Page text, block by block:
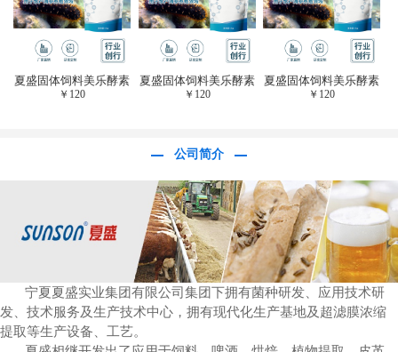
夏盛固体饲料美乐酵素
(水产海参海胆专
￥ 120
夏盛固体饲料美乐酵素
(水产海参海胆专
￥ 120
夏盛固体饲料美乐酵素
(水产海参海胆专
￥ 120
公司简介
宁夏夏盛实业集团有限公司集团下拥有菌种研发、应用技术研
发、技术服务及生产技术中心，拥有现代化生产基地及超滤膜浓缩
提取等生产设备、工艺。